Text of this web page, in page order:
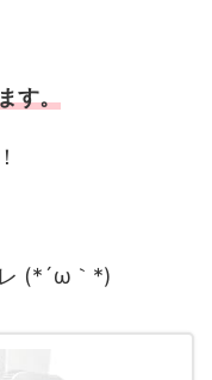
す。
(*´ω｀*)